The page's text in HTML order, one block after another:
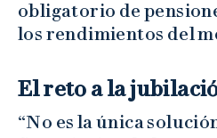
obligatorio de
los rendimientos del
El reto a la
“No es la única